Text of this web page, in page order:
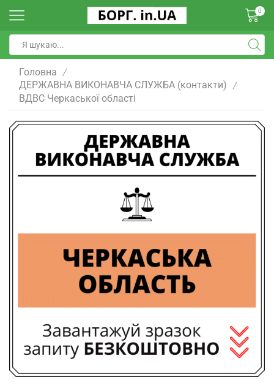
0
Головна /
ДЕРЖАВНА ВИКОНАВЧА СЛУЖБА (контакти) /
ВДВС Черкаської області